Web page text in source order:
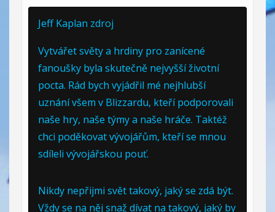
Jeff Kaplan zdroj
Vytvářet světy a hrdiny pro zanícené
fanoušky byla skutečně nejvyšší životní
pocta. Rád bych vyjádřil mé nejhlubší
uznání všem v Blizzardu, kteří podporovali
naše hry, naše týmy a naše hráče. Taktéž
chci poděkovat vývojářům, kteří se mnou
sdíleli vývojářskou pouť.
Nikdy nepřijmi svět takový, jaký se zdá být.
Vždy se na něj snaž dívat na takový, jaký by